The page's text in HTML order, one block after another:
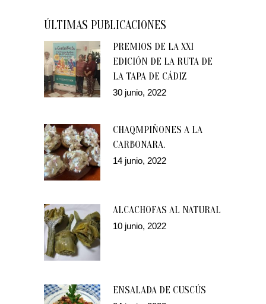
ÚLTIMAS PUBLICACIONES
PREMIOS DE LA XXI
EDICIÓN DE LA RUTA DE
LA TAPA DE CÁDIZ
30 junio, 2022
CHAQMPIÑONES A LA
CARBONARA.
14 junio, 2022
ALCACHOFAS AL NATURAL
10 junio, 2022
ENSALADA DE CUSCÚS